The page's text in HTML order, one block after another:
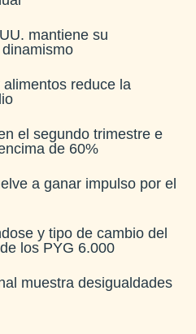
mantiene su
reduce la
el segundo trimestre e
de 60%
a ganar impulso por el
y tipo de cambio del
los PYG 6.000
muestra desigualdades